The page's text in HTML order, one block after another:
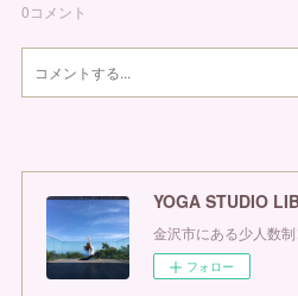
0コメント
YOGA STUDIO
金沢市にある少人数制
フォロー